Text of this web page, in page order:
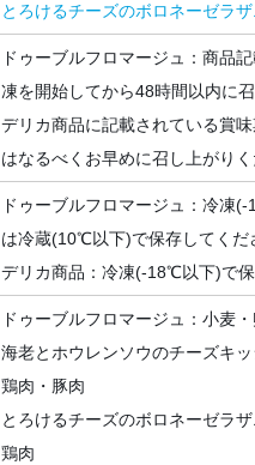
とろけるチーズのボロネーゼラ
ドゥーブルフロマージュ：商品
凍を開始してから48時間以内に
デリカ商品に記載されている賞
はなるべくお早めに召し上がりく
ドゥーブルフロマージュ：冷凍
は冷蔵(10℃以下)で保存してくだ
デリカ商品：冷凍(-18℃以下)で保
ドゥーブルフロマージュ：小麦
海老とホウレンソウのチーズキ
鶏肉・豚肉
とろけるチーズのボロネーゼラ
鶏肉